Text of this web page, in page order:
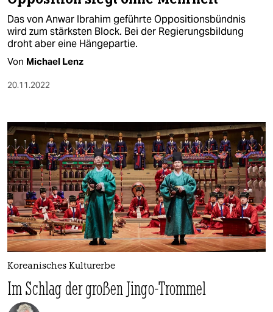
Das von Anwar Ibrahim geführte Oppositionsbündnis
wird zum stärksten Block. Bei der Regierungsbildung
droht aber eine Hängepartie.
Von Michael Lenz
20.11.2022
Koreanisches Kulturerbe
Im Schlag der großen Jingo-Trommel